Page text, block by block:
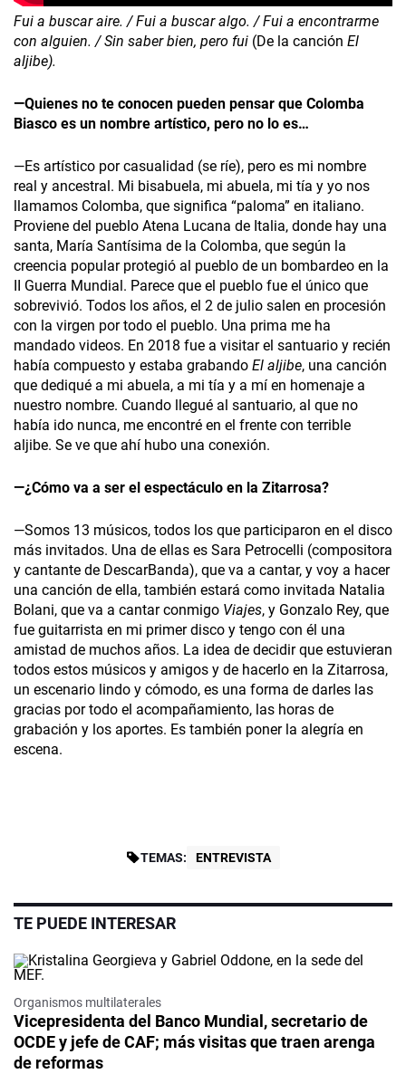
Fui a buscar aire. / Fui a buscar algo. / Fui a encontrarme
con alguien. / Sin saber bien, pero fui (De la canción El
aljibe).
—Quienes no te conocen pueden pensar que Colomba
Biasco es un nombre artístico, pero no lo es…
—Es artístico por casualidad (se ríe), pero es mi nombre
real y ancestral. Mi bisabuela, mi abuela, mi tía y yo nos
llamamos Colomba, que significa “paloma” en italiano.
Proviene del pueblo Atena Lucana de Italia, donde hay una
santa, María Santísima de la Colomba, que según la
creencia popular protegió al pueblo de un bombardeo en la
II Guerra Mundial. Parece que el pueblo fue el único que
sobrevivió. Todos los años, el 2 de julio salen en procesión
con la virgen por todo el pueblo. Una prima me ha
mandado videos. En 2018 fue a visitar el santuario y recién
había compuesto y estaba grabando El aljibe, una canción
que dediqué a mi abuela, a mi tía y a mí en homenaje a
nuestro nombre. Cuando llegué al santuario, al que no
había ido nunca, me encontré en el frente con terrible
aljibe. Se ve que ahí hubo una conexión.
—¿Cómo va a ser el espectáculo en la Zitarrosa?
—Somos 13 músicos, todos los que participaron en el disco
más invitados. Una de ellas es Sara Petrocelli (compositora
y cantante de DescarBanda), que va a cantar, y voy a hacer
una canción de ella, también estará como invitada Natalia
Bolani, que va a cantar conmigo Viajes, y Gonzalo Rey, que
fue guitarrista en mi primer disco y tengo con él una
amistad de muchos años. La idea de decidir que estuvieran
todos estos músicos y amigos y de hacerlo en la Zitarrosa,
un escenario lindo y cómodo, es una forma de darles las
gracias por todo el acompañamiento, las horas de
grabación y los aportes. Es también poner la alegría en
escena.
TEMAS: ENTREVISTA
TE PUEDE INTERESAR
Organismos multilaterales
Vicepresidenta del Banco Mundial, secretario de
OCDE y jefe de CAF; más visitas que traen arenga
de reformas